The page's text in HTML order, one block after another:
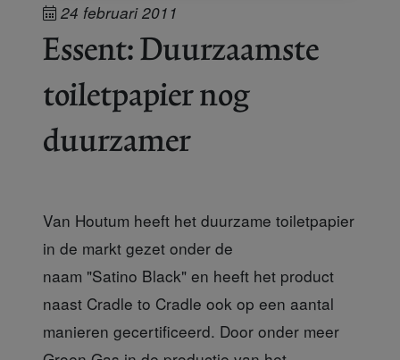
24 februari 2011
Essent: Duurzaamste
toiletpapier nog
duurzamer
Van Houtum heeft het duurzame toiletpapier
in de markt gezet onder de
naam "Satino Black" en heeft het product
naast Cradle to Cradle ook op een aantal
manieren gecertificeerd. Door onder meer